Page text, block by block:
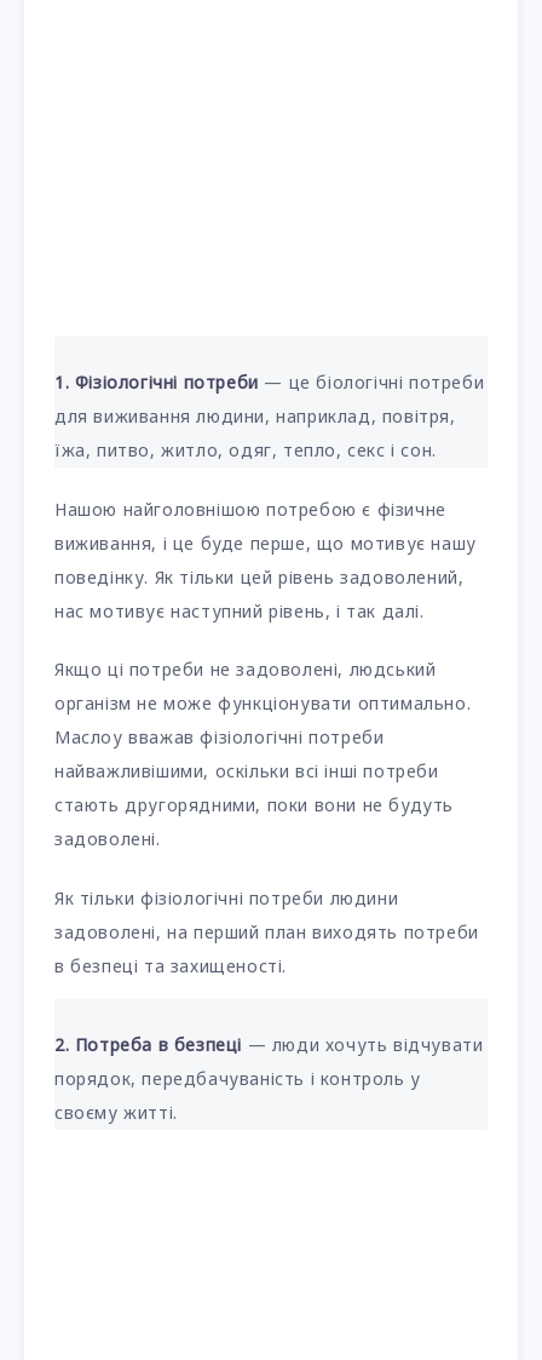
1. Фізіологічні потреби — це біологічні потреби
для виживання людини, наприклад, повітря,
їжа, питво, житло, одяг, тепло, секс і сон.
Нашою найголовнішою потребою є фізичне
виживання, і це буде перше, що мотивує нашу
поведінку. Як тільки цей рівень задоволений,
нас мотивує наступний рівень, і так далі.
Якщо ці потреби не задоволені, людський
організм не може функціонувати оптимально.
Маслоу вважав фізіологічні потреби
найважливішими, оскільки всі інші потреби
стають другорядними, поки вони не будуть
задоволені.
Як тільки фізіологічні потреби людини
задоволені, на перший план виходять потреби
в безпеці та захищеності.
2. Потреба в безпеці — люди хочуть відчувати
порядок, передбачуваність і контроль у
своєму житті.